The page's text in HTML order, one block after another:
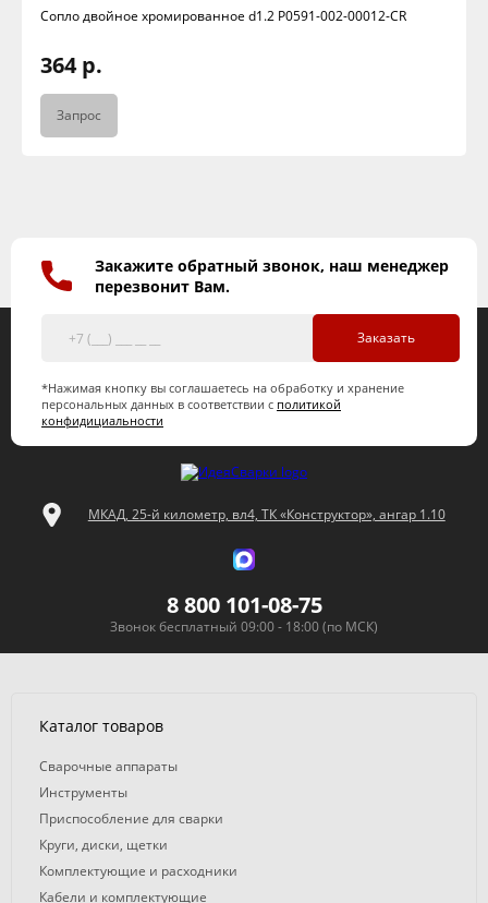
Сопло двойное хромированное d1.2 P0591-002-00012-CR
364 р.
Запрос
Закажите обратный звонок, наш менеджер
перезвонит Вам.
Заказать
*Нажимая кнопку вы соглашаетесь на обработку и хранение
персональных данных в соответствии с политикой
конфидициальности
МКАД, 25-й километр, вл4, ТК «Конструктор», ангар 1.10
8 800 101-08-75
Звонок бесплатный 09:00 - 18:00 (по МСК)
Каталог товаров
Сварочные аппараты
Инструменты
Приспособление для сварки
Круги, диски, щетки
Комплектующие и расходники
Кабели и комплектующие